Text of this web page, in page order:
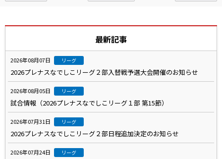
最新記事
2026年08月07日 リーグ
2026プレナスなでしこリーグ２部入替戦予選大会開催のお知らせ
2026年08月05日 リーグ
試合情報（2026プレナスなでしこリーグ１部 第15節）
2026年07月31日 リーグ
2026プレナスなでしこリーグ２部日程追加決定のお知らせ
2026年07月24日 リーグ